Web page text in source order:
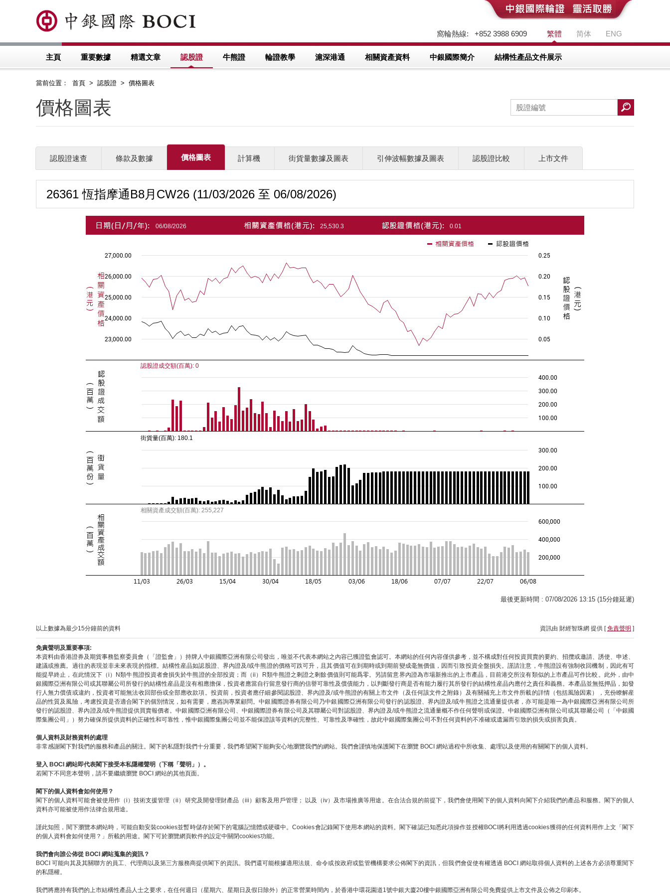
繁體 简体 ENG
窩輪熱線: +852 3988 6909
主頁 重要數據 精選文章 認股證 牛熊證 輪證教學 滬深港通 相關資產資料 中銀國際簡介 結構性產品文件展示
當前位置： 首頁 > 認股證 > 價格圖表
價格圖表
認股證速查 條款及數據 價格圖表 計算機 街貨量數據及圖表 引伸波幅數據及圖表 認股證比較 上市文件
26361 恆指摩通B8月CW26 (11/03/2026 至 06/08/2026)
最後更新時間 : 07/08/2026 13:15 (15分鐘延遲)
以上數據為最少15分鐘前的資料 資訊由 財經智珠網 提供 [免責聲明 ]
免責聲明及重要事項:
本資料由香港證券及期貨事務監察委員會（「證監會」）持牌人中銀國際亞洲有限公司發出，唯並不代表本網站之內容已獲證監會認可。本網站的任何內容僅供參考，並不構成對任何投資買賣的要約、招攬或邀請、誘使、申述、
建議或推薦。過往的表現並非未來表現的指標。結構性産品如認股證、界內證及/或牛熊證的價格可跌可升，且其價值可在到期時或到期前變成毫無價值，因而引致投資全盤損失。謹請注意，牛熊證設有強制收回機制，因此有可
能提早終止，在此情況下（i）N類牛熊證投資者會損失於牛熊證的全部投資；而（ii）R類牛熊證之剩證之剩餘價值則可能爲零。另請留意界內證為市場新推出的上市產品，目前港交所沒有類似的上市產品可作比較。此外，由中
銀國際亞洲有限公司或其聯屬公司所發行的結構性産品是沒有相應擔保，投資者應當自行留意發行商的信譽可靠性及償債能力，以判斷發行商是否有能力履行其所發行的結構性産品內應付之責任和義務。本產品並無抵押品，如發
行人無力償債或違約，投資者可能無法收回部份或全部應收款項。投資前，投資者應仔細參閱認股證、界內證及/或牛熊證的有關上市文件（及任何該文件之附錄）及有關補充上市文件所載的詳情（包括風險因素），充份瞭解産
品的性質及風險，考慮投資是否適合閣下的個別情況，如有需要，應咨詢專業顧問。中銀國際證券有限公司乃中銀國際亞洲有限公司發行的認股證、界內證及/或牛熊證之流通量提供者，亦可能是唯一為中銀國際亞洲有限公司所
發行的認股證、界內證及/或牛熊證提供買賣報價者。中銀國際亞洲有限公司、中銀國際證券有限公司及其聯屬公司對認股證、界內證及/或牛熊證之流通量概不作任何聲明或保證。中銀國際亞洲有限公司或其聯屬公司（「中銀國
際集團公司」）努力確保所提供資料的正確性和可靠性，惟中銀國際集團公司並不能保證該等資料的完整性、可靠性及準確性，故此中銀國際集團公司不對任何資料的不准確或遺漏而引致的損失或損害負責。
個人資料及財務資料的處理
非常感謝閣下對我們的服務和產品的關注。閣下的私隱對我們十分重要，我們希望閣下能夠安心地瀏覽我們的網站。我們會謹慎地保護閣下在瀏覽 BOCI 網站過程中所收集、處理以及使用的有關閣下的個人資料。
登入 BOCI 網站即代表閣下接受本私隱權聲明（下稱「聲明」）。
若閣下不同意本聲明，請不要繼續瀏覽 BOCI 網站的其他頁面。
閣下的個人資料會如何使用？
閣下的個人資料可能會被使用作（i）技術支援管理（ii）研究及開發理財產品（iii）顧客及用戶管理； 以及（iv）及市場推廣等用途。在合法合規的前提下，我們會使用閣下的個人資料向閣下介紹我們的產品和服務。閣下的個人
資料亦可能被使用作法律合規用途。
謹此知照，閱下瀏覽本網站時，可能自動安裝cookies並暫時儲存於閣下的電腦記憶體或硬碟中。Cookies會記錄閣下使用本網站的資料。閣下確認已知悉此項操作並授權BOCI將利用透過cookies獲得的任何資料用作上文「閣下
的個人資料會如何使用？」所載的用途。閣下可於瀏覽網頁軟件的設定中關閉cookies功能。
我們會向誰公佈從 BOCI 網站蒐集的資訊？
BOCI 可能向其及其關聯方的員工、代理商以及第三方服務商提供閣下的資訊。我們還可能根據適用法規、命令或按政府或監管機構要求公佈閣下的資訊，但我們會促使有權透過 BOCI 網站取得個人資料的上述各方必須尊重閱下
的私隱權。
我們將應持有我們的上市結構性產品人士之要求，在任何週日（星期六、星期日及假日除外）的正常營業時間內，於香港中環花園道1號中銀大廈20樓中銀國際亞洲有限公司免費提供上市文件及公佈之印刷本。